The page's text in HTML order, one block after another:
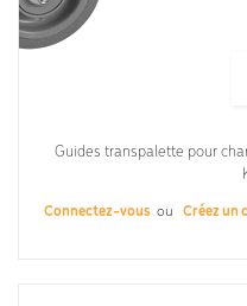
Guides transpalette pour
Connectez-vous ou Créez un